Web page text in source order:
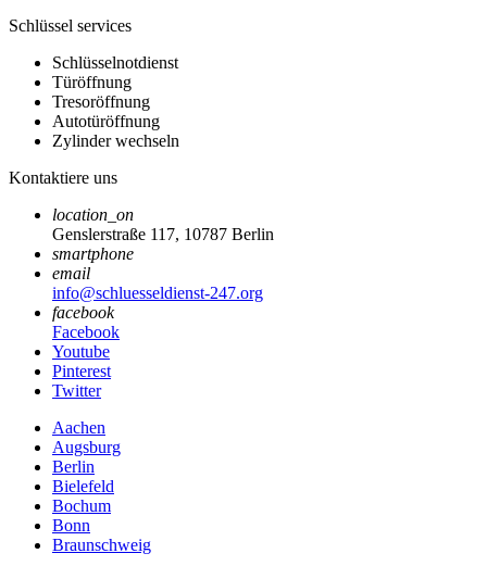
Schlüssel services
Schlüsselnotdienst
Türöffnung
Tresoröffnung
Autotüröffnung
Zylinder wechseln
Kontaktiere uns
location_on
Genslerstraße 117, 10787 Berlin
smartphone
email
info@schluesseldienst-247.org
facebook
Facebook
Youtube
Pinterest
Twitter
Aachen
Augsburg
Berlin
Bielefeld
Bochum
Bonn
Braunschweig